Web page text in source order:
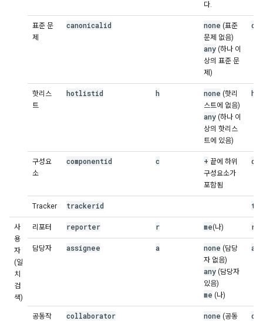
다.
표준 문
제
canonicalid none (표준
문제 없음)
any (하나 이
상의 표준 문
제)
핫리스
트
hotlistid h none (핫리
스트에 없음)
any (하나 이
상의 핫리스
트에 있음)
구성요
소
componentid c + 끝에 하위
구성요소가
포함됨
Tracker trackerid
사
용
자
(일
치
검
색)
리포터 reporter r me(나)
담당자 assignee a none (담당
자 없음)
any (담당자
있음)
me (나)
공동작
collaborator none (공동